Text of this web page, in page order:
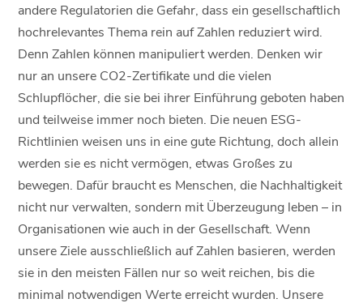
andere Regulatorien die Gefahr, dass ein gesellschaftlich
hochrelevantes Thema rein auf Zahlen reduziert wird.
Denn Zahlen können manipuliert werden. Denken wir
nur an unsere CO2-Zertifikate und die vielen
Schlupflöcher, die sie bei ihrer Einführung geboten haben
und teilweise immer noch bieten. Die neuen ESG-
Richtlinien weisen uns in eine gute Richtung, doch allein
werden sie es nicht vermögen, etwas Großes zu
bewegen. Dafür braucht es Menschen, die Nachhaltigkeit
nicht nur verwalten, sondern mit Überzeugung leben – in
Organisationen wie auch in der Gesellschaft. Wenn
unsere Ziele ausschließlich auf Zahlen basieren, werden
sie in den meisten Fällen nur so weit reichen, bis die
minimal notwendigen Werte erreicht wurden. Unsere